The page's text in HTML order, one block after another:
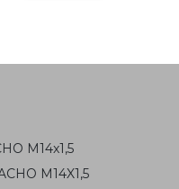
M14x1,5
M14X1,5